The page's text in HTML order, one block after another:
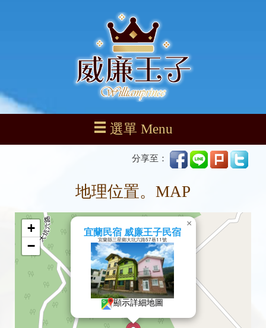
選單 Menu
分享至：
地理位置。MAP
宜蘭民宿 威廉王子民宿
宜蘭縣三星鄉大坑六路57巷11號
顯示詳細地圖
×
+
−